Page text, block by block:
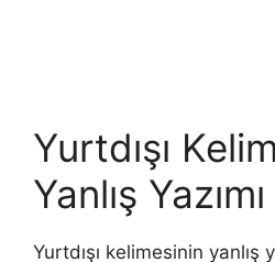
Yurtdışı
Yanlış Yazımı
Yurtdışı kelimesinin yanlış